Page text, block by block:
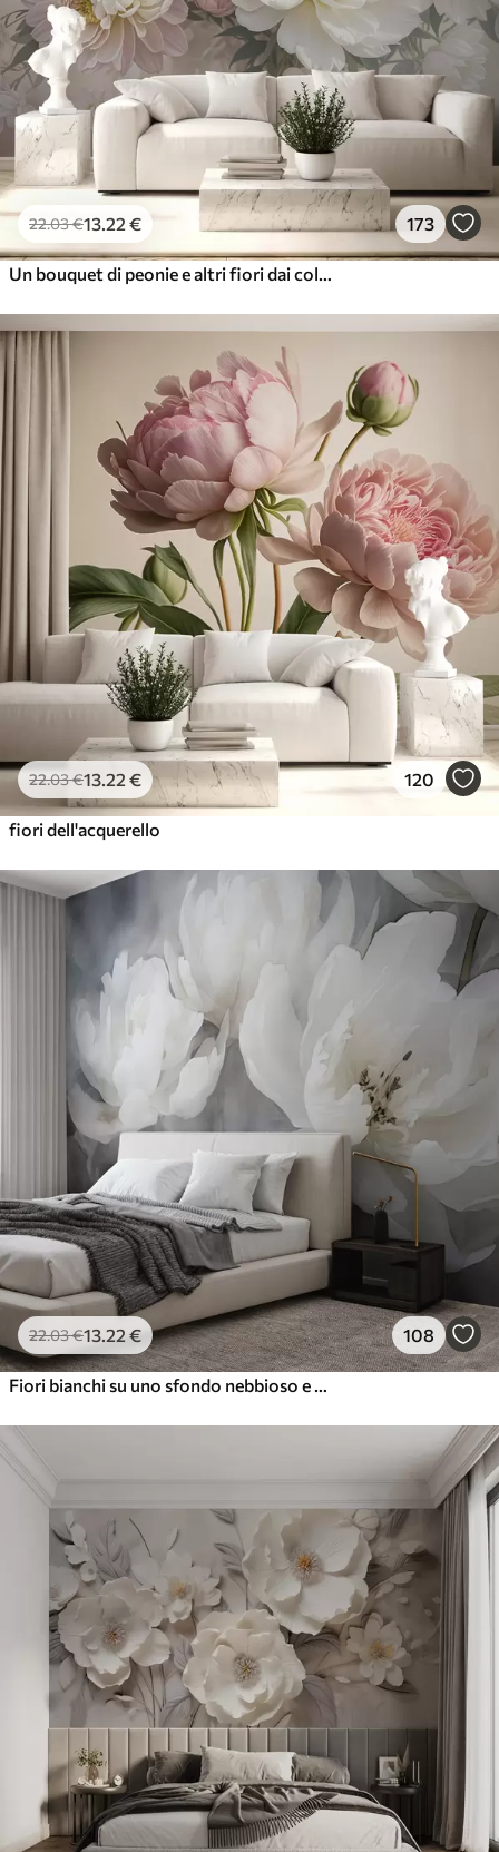
22.03€13 .22 € 173
22.03€13 .22 € 120
fiori dell'acquerello
22.03€13 .22 € 108